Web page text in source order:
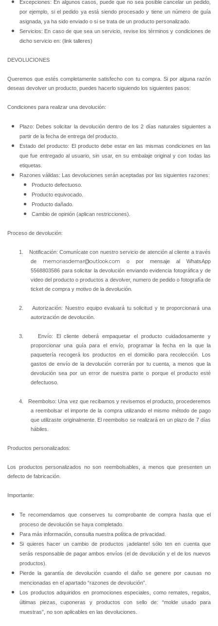
Excepciones: En algunos casos, puede que no sea posible cancelar un pedido,
por ejemplo, si el pedido ya está siendo procesado y tiene un número de guía
asignada, ya ha sido enviado o si se trata de un producto personalizado.
Servicios: En caso de que sea un servicio, revise los términos y condiciones de
dicho servicio en: (link talleres)
DEVOLUCIONES
Queremos que estés completamente satisfecho con tu compra. Si por alguna razón
deseas devolver un producto, puedes hacerlo siguiendo los siguientes pasos:
Condiciones para realizar una devolución:
Plazo: Debes solicitar la devolución dentro de los 2 días naturales siguientes a
partir de la fecha de entrega del producto.
Estado del producto: El producto debe estar en las mismas condiciones en las
que fue entregado al usuario, sin usar, en su embalaje original y con todas las
etiquetas.
Razones válidas: Las devoluciones serán aceptadas por las siguientes razones:
Producto defectuoso.
Producto equivocado.
Producto dañado.
Cambio de opinión (aplican restricciones).
Proceso de devolución:
1.
Notificación: Comunícate con nuestro servicio de atención al cliente a través
de memoriasdemar@outlook.com o por mensaje al WhatsApp
5568803586 para solicitar la devolución enviando evidencia fotográfica y de
video del producto o productos a devolver, numero de pedido o fotografía de
ticket de compra y motivo de la devolución.
2.
Autorización: Nuestro equipo evaluará tu solicitud y te proporcionará una
autorización de devolución.
3.
Envío: El cliente deberá empaquetar el producto cuidadosamente y
proporcionar una guía para el envío, programar la fecha en la que la
paquetería recogerá los productos en el domicilio para recolección. Los
gastos de envío de la devolución correrán por tu cuenta, a menos que la
devolución sea por un error de nuestra parte o porque el producto esté
defectuoso.
4.
Reembolso: Una vez que recibamos y revisemos el producto, procederemos
a reembolsar el importe de la compra utilizando el mismo método de pago
que utilizaste originalmente. El reembolso se realizará en un plazo de 7 días
hábiles.
Productos personalizados:
Los productos personalizados no son reembolsables, a menos que presenten un
defecto de fabricación.
Importante:
Te recomendamos que conserves tu comprobante de compra hasta que el
proceso de devolución se haya completado.
Para más información, consulta nuestra política de privacidad.
Si quieres hacer un cambio de productos ¡adelante! sólo ten en cuenta que
serás responsable de pagar ambos envíos (el de devolución y el de los nuevos
productos).
Pierde la garantía de devolución cuando el daño se genere por causas no
mencionadas en el apartado “razones de devolución”.
Los productos adquiridos en promociones especiales, como remates, regalos,
últimas piezas, cuponeras y productos con sello de: “molde usado para
muestras”, no son aplicables en las devoluciones.